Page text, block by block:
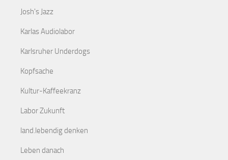
Josh's Jazz
Karlas Audiolabor
Karlsruher Underdogs
Kopfsache
Kultur-Kaffeekranz
Labor Zukunft
land.lebendig denken
Leben danach